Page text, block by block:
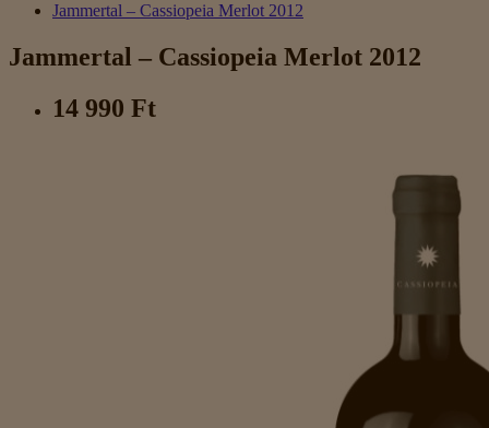
Jammertal – Cassiopeia Merlot 2012
Jammertal – Cassiopeia Merlot 2012
14 990 Ft